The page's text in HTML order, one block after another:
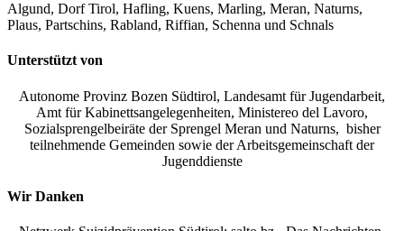
Algund, Dorf Tirol, Hafling, Kuens, Marling, Meran, Naturns,
Plaus, Partschins, Rabland, Riffian, Schenna und Schnals
Unterstützt von
Autonome Provinz Bozen Südtirol, Landesamt für Jugendarbeit,
Amt für Kabinettsangelegenheiten, Ministereo del Lavoro,
Sozialsprengelbeiräte der Sprengel Meran und Naturns, bisher
teilnehmende Gemeinden sowie der Arbeitsgemeinschaft der
Jugenddienste
Wir Danken